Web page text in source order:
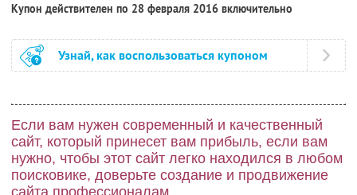
Купон действителен по 28 февраля 2016 включительно
Узнай, как воспользоваться купоном
Если вам нужен современный и качественный
сайт, который принесет вам прибыль, если вам
нужно, чтобы этот сайт легко находился в любом
поисковике, доверьте создание и продвижение
сайта профессионалам.